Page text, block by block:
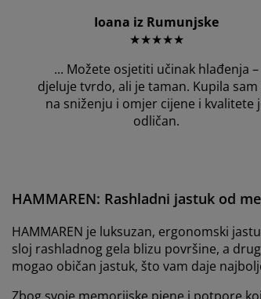
Ioana iz Rumunjske
★★★★★
... Možete osjetiti učinak hlađenja –
djeluje tvrdo, ali je taman. Kupila sam
na sniženju i omjer cijene i kvalitete
odličan.
HAMMAREN: Rashladni jastuk od
HAMMAREN je luksuzan, ergonomski
sloj rashladnog gela blizu površine, a
mogao običan jastuk, što vam daje